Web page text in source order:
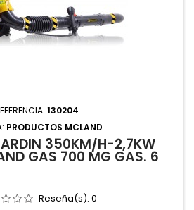
130204
PRODUCTOS MCLAND
350KM/H-2,7KW
GAS 700 MG GAS. 6
Reseña(s): 0